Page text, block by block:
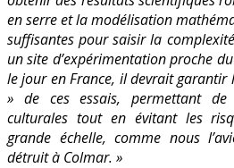
en serre et la modélisation
suffisantes pour saisir la
un site d’expérimentation proche
le jour en France, il devrait garantir
» de ces essais, permettant
culturales tout en évitant les
grande échelle, comme nous
détruit à Colmar. »